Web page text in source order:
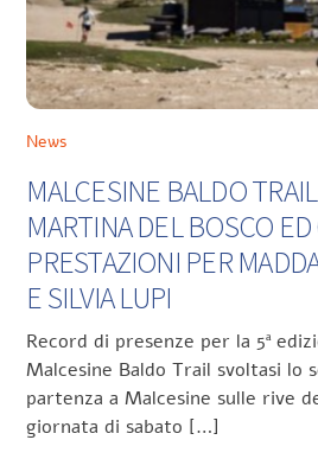
News
MALCESINE BALDO
MARTINA DEL BOSCO
PRESTAZIONI PER
E SILVIA LUPI
Record di presenze per la 5ª
Malcesine Baldo Trail svoltasi lo
partenza a Malcesine sulle rive
giornata di sabato […]